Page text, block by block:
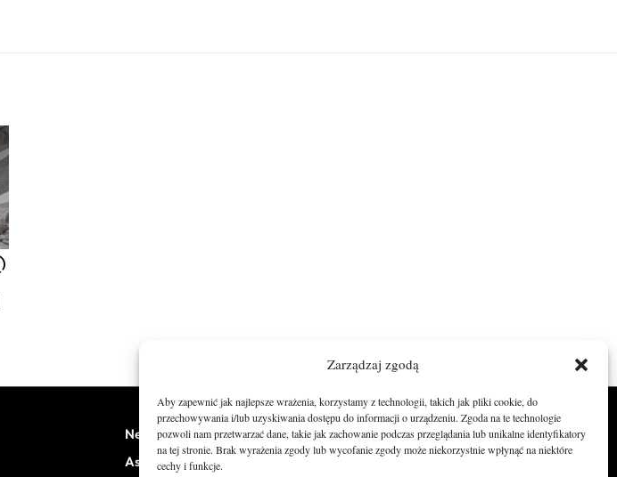
Zarządzaj zgodą
Aby zapewnić jak najlepsze wrażenia, korzystamy z technologii, takich jak pliki cookie, do
przechowywania i/lub uzyskiwania dostępu do informacji o urządzeniu. Zgoda na te technologie
pozwoli nam przetwarzać dane, takie jak zachowanie podczas przeglądania lub unikalne identyfikatory
na tej stronie. Brak wyrażenia zgody lub wycofanie zgody może niekorzystnie wpłynąć na niektóre
cechy i funkcje.
News
Asfalt
O nas
Zostań Patronem